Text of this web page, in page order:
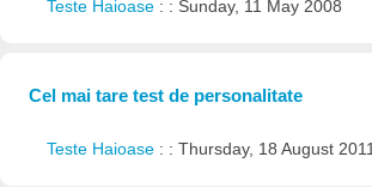
Teste Haioase : : Sunday, 11 May 2008
Cel mai tare test de personalitate
Teste Haioase : : Thursday, 18 August 2011